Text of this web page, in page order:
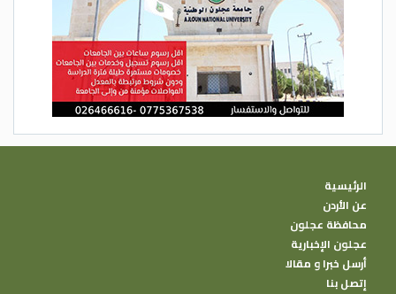
الرئيسية
عن الأردن
محافظة عجلون
عجلون الإخبارية
أرسل خبرا و مقالا
إتصل بنا